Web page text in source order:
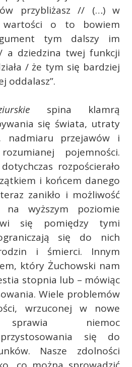
przybliżasz // (…) w
wartości o to bowiem
tym dalszy im
a dziedzina twej funkcji
/ że tym się bardziej
oddalasz”.
spina klamrą
się świata, utraty
nadmiaru przejawów i
pojemności.
rozpościerało
i końcem danego
zanikło i możliwość
na wyższym poziomie
się pomiędzy tymi
się do nich
i śmierci. Innym
który Żuchowski nam
stopnia lub – mówiąc
Wiele problemów
wrzuconej w nowe
sprawia niemoc
się do
Nasze zdolności